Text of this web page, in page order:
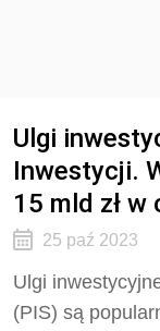
Ulgi
Inwestycji.
15 mld zł
25 paź 2023
Ulgi
(PIS) są